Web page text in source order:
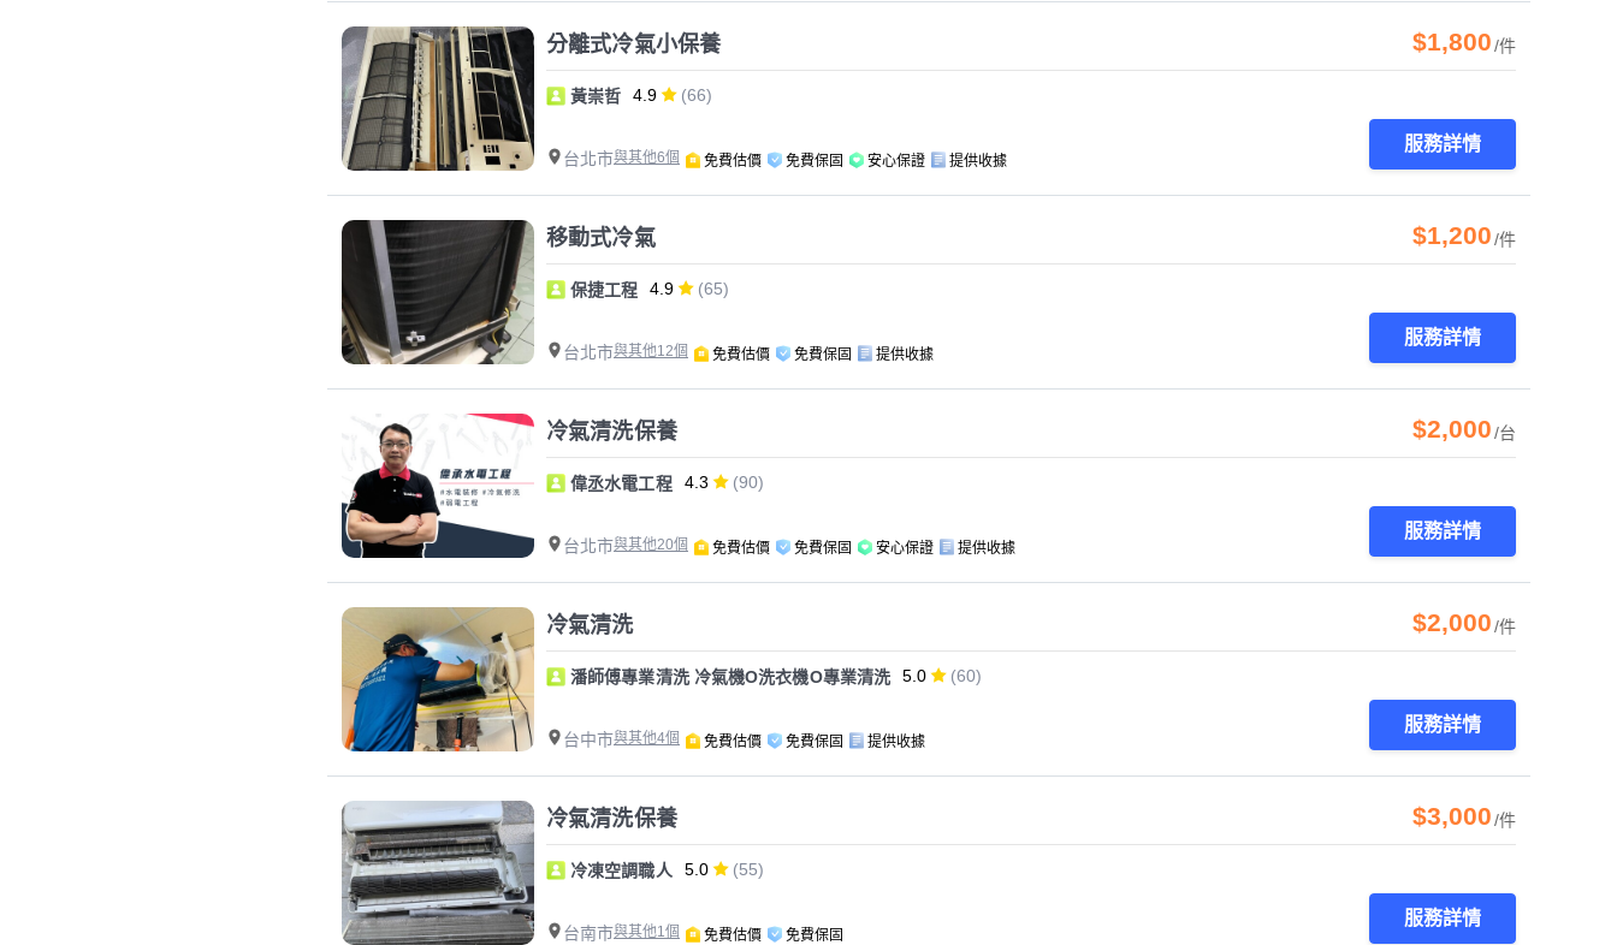
分離式冷氣小保養 $1,800/件
黃崇哲 4.9 (66)
台北市與其他6個 免費估價 免費保固 安心保證 提供收據
服務詳情
移動式冷氣 $1,200/件
保捷工程 4.9 (65)
台北市與其他12個 免費估價 免費保固 提供收據
服務詳情
冷氣清洗保養 $2,000/台
偉丞水電工程 4.3 (90)
台北市與其他20個 免費估價 免費保固 安心保證 提供收據
服務詳情
冷氣清洗 $2,000/件
潘師傅專業清洗 冷氣機O洗衣機O專業清洗 5.0 (60)
台中市與其他4個 免費估價 免費保固 提供收據
服務詳情
冷氣清洗保養 $3,000/件
冷凍空調職人 5.0 (55)
台南市與其他1個 免費估價 免費保固
服務詳情